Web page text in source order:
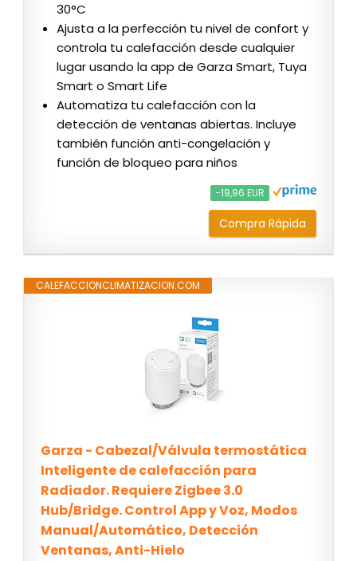
30°C
Ajusta a la perfección tu nivel de confort y
controla tu calefacción desde cualquier
lugar usando la app de Garza Smart, Tuya
Smart o Smart Life
Automatiza tu calefacción con la
detección de ventanas abiertas. Incluye
también función anti-congelación y
función de bloqueo para niños
−19,96 EUR
Compra Rápida
CALEFACCIONCLIMATIZACION.COM
Garza - Cabezal/Válvula termostática
Inteligente de calefacción para
Radiador. Requiere Zigbee 3.0
Hub/Bridge. Control App y Voz, Modos
Manual/Automático, Detección
Ventanas, Anti-Hielo